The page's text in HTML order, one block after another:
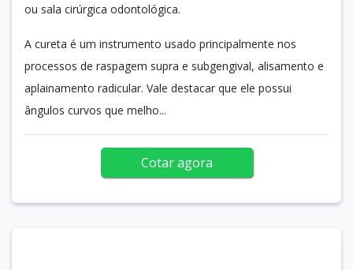
ou sala cirúrgica odontológica.
A cureta é um instrumento usado principalmente nos
processos de raspagem supra e subgengival, alisamento e
aplainamento radicular. Vale destacar que ele possui
ângulos curvos que melho...
Cotar agora